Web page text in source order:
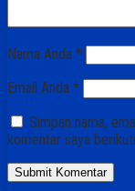
Nama Anda *
Email Anda *
Simpan nama,
komentar saya